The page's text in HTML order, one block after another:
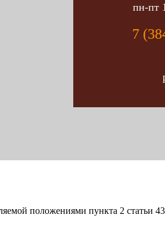
пн-пт
7
положениями пункта 2 статьи